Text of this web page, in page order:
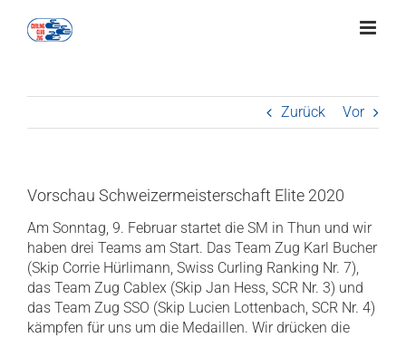
Inhalt
Zurück Vor
Vorschau Schweizermeisterschaft Elite 2020
Am Sonntag, 9. Februar startet die SM in Thun und wir
haben drei Teams am Start. Das Team Zug Karl Bucher
(Skip Corrie Hürlimann, Swiss Curling Ranking Nr. 7),
das Team Zug Cablex (Skip Jan Hess, SCR Nr. 3) und
das Team Zug SSO (Skip Lucien Lottenbach, SCR Nr. 4)
kämpfen für uns um die Medaillen. Wir drücken die